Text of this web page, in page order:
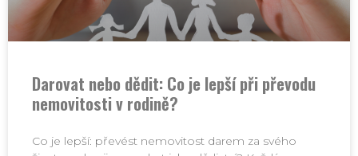
Darovat nebo dědit: Co je lepší při převodu
nemovitosti v rodině?
Co je lepší: převést nemovitost darem za svého